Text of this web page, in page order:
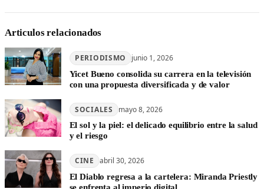
Articulos relacionados
PERIODISMO junio 1, 2026
Yicet Bueno consolida su carrera en la televisión
con una propuesta diversificada y de valor
SOCIALES mayo 8, 2026
El sol y la piel: el delicado equilibrio entre la salud
y el riesgo
CINE abril 30, 2026
El Diablo regresa a la cartelera: Miranda Priestly